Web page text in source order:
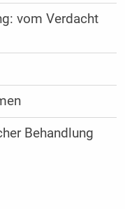
vom Verdacht
Behandlung